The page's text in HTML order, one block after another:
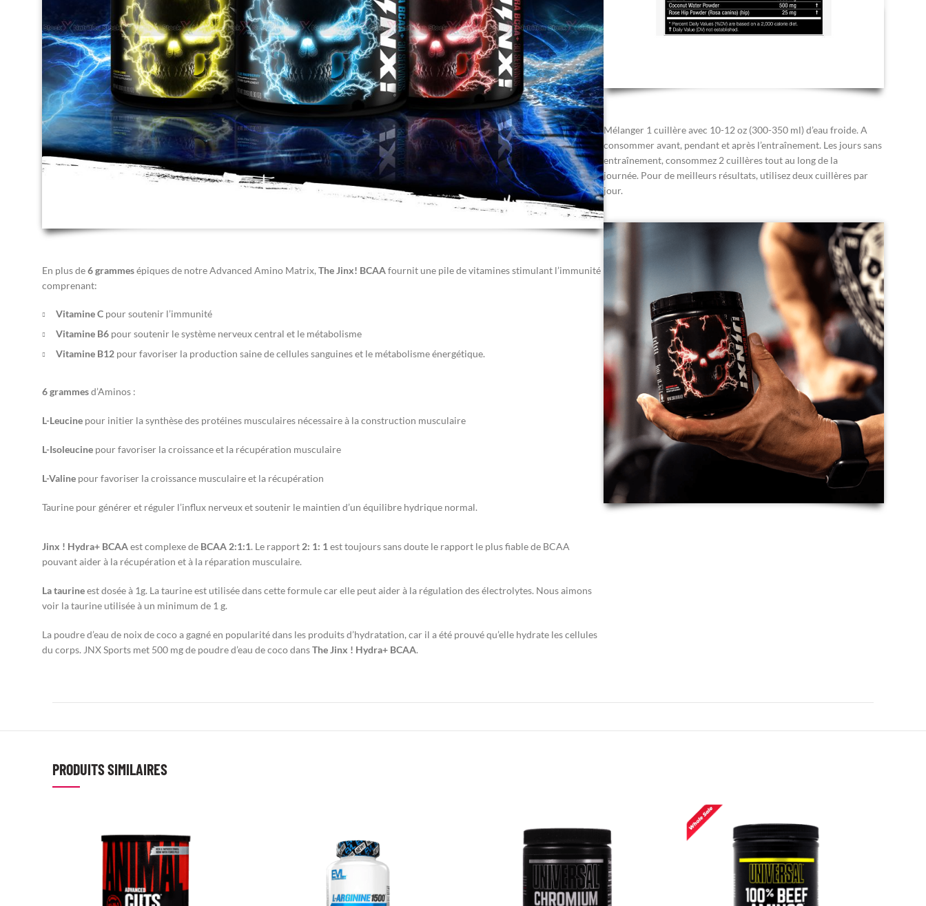
En plus de6 grammesépiques de notre Advanced Amino Matrix, The Jinx! BCAAfournit une pile de vitamines stimulant l’immunité
comprenant:
Vitamine C pour soutenir l’immunité
Vitamine B6 pour soutenir le système nerveux central et le métabolisme
Vitamine B12 pour favoriser la production saine de cellules sanguines et le métabolisme énergétique.
6 grammesd’Aminos :
L-Leucine pour initier la synthèse des protéines musculaires nécessaire à la construction musculaire
L-Isoleucine pour favoriser la croissance et la récupération musculaire
L-Valine pour favoriser la croissance musculaire et la récupération
Taurine pour générer et réguler l’influx nerveux et soutenir le maintien d’un équilibre hydrique normal.
Jinx ! Hydra+ BCAAest complexe de BCAA 2:1:1. Le rapport 2: 1: 1 est toujours sans doute le rapport le plus fiable de BCAA
pouvant aider à la récupération et à la réparation musculaire.
La taurineest dosée à 1g. La taurine est utilisée dans cette formule car elle peut aider à la régulation des électrolytes. Nous aimons
voir la taurine utilisée à un minimum de 1 g.
La poudre d’eau de noix de coco a gagné en popularité dans les produits d’hydratation, car il a été prouvé qu’elle hydrate les cellules
du corps. JNX Sports met 500 mg de poudre d’eau de coco dansThe Jinx ! Hydra+ BCAA.
Mélanger 1 cuillère avec 10-12 oz (300-350 ml) d’eau froide. A
consommer avant, pendant et après l’entraînement. Les jours sans
entraînement, consommez 2 cuillères tout au long de la
journée. Pour de meilleurs résultats, utilisez deux cuillères par
jour.
PRODUITS SIMILAIRES